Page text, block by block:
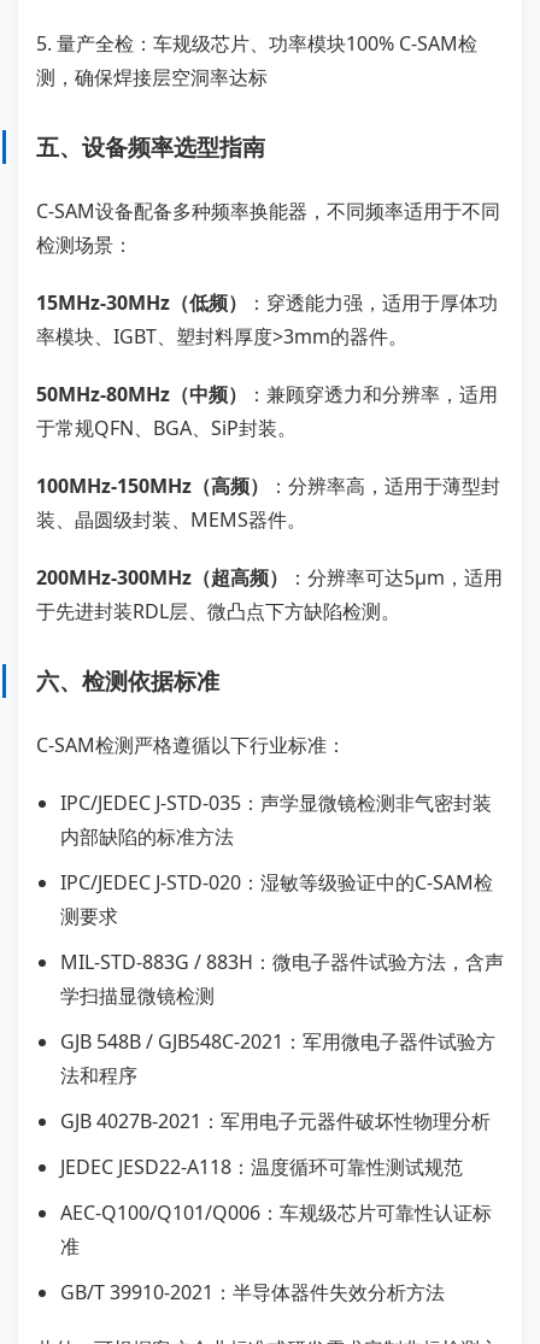
5. 量产全检：车规级芯片、功率模块100% C-SAM检
测，确保焊接层空洞率达标
五、设备频率选型指南
C-SAM设备配备多种频率换能器，不同频率适用于不同
检测场景：
15MHz-30MHz（低频）
：穿透能力强，适用于厚体功
率模块、IGBT、塑封料厚度>3mm的器件。
50MHz-80MHz（中频）
：兼顾穿透力和分辨率，适用
于常规QFN、BGA、SiP封装。
100MHz-150MHz（高频）
：分辨率高，适用于薄型封
装、晶圆级封装、MEMS器件。
200MHz-300MHz（超高频）
：分辨率可达5μm，适用
于先进封装RDL层、微凸点下方缺陷检测。
六、检测依据标准
C-SAM检测严格遵循以下行业标准：
IPC/JEDEC J-STD-035：声学显微镜检测非气密封装
内部缺陷的标准方法
IPC/JEDEC J-STD-020：湿敏等级验证中的C-SAM检
测要求
MIL-STD-883G / 883H：微电子器件试验方法，含声
学扫描显微镜检测
GJB 548B / GJB548C-2021：军用微电子器件试验方
法和程序
GJB 4027B-2021：军用电子元器件破坏性物理分析
JEDEC JESD22-A118：温度循环可靠性测试规范
AEC-Q100/Q101/Q006：车规级芯片可靠性认证标
准
GB/T 39910-2021：半导体器件失效分析方法